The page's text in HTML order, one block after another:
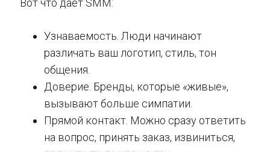
Вот что даёт SMM:
Узнаваемость. Люди начинают
различать ваш логотип, стиль, тон
общения.
Доверие. Бренды, которые «живые»,
вызывают больше симпатии.
Прямой контакт. Можно сразу ответить
на вопрос, принять заказ, извиниться,